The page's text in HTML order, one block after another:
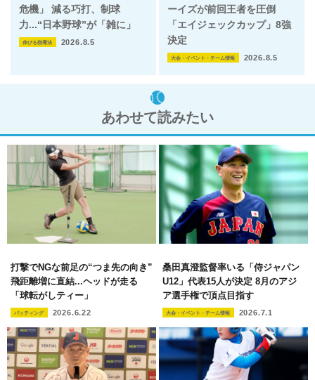
危機」 減る巧打、制球
力...“日本野球”が「雑に」
伸びる指導法 2026.8.5
ーイズが前回王者を圧倒
「エイジェックカップ」8強
決定
大会・イベント・チーム情報 2026.8.5
あわせて読みたい
打撃でNGな前足の“つま先の向き”
飛距離増に直結...ヘッドが走る
「球転がしティー」
バッティング 2026.6.22
桑田真澄監督率いる「侍ジャパン
U12」代表15人が決定 8月のアジ
ア選手権で頂点目指す
大会・イベント・チーム情報 2026.7.1